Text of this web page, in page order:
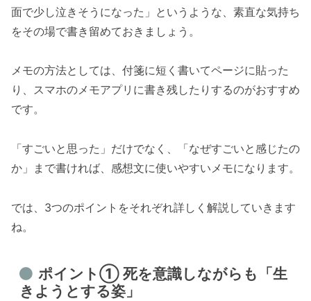
面で少し泣きそうになった」というような、素直な気持ち
をその場で書き留めておきましょう。
メモの方法としては、付箋に短く書いてページに貼った
り、スマホのメモアプリに書き残したりするのがおすすめ
です。
「すごいと思った」だけでなく、「なぜすごいと感じたの
か」まで書ければ、感想文に使いやすいメモになります。
では、3つのポイントをそれぞれ詳しく解説していきます
ね。
ポイント① 死を意識しながらも「生
きようとする姿」